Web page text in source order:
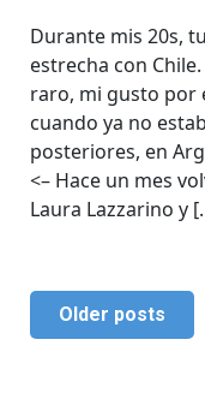
Durante mis 20s,
estrecha con
raro, mi gusto por
cuando ya no
posteriores, en
<– Hace un mes
Laura Lazzarino y
Older posts